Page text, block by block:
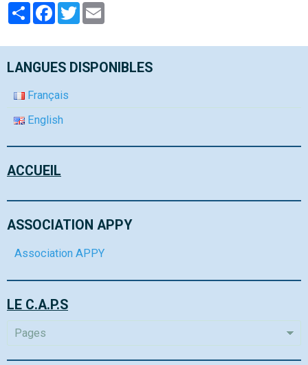
PartagerFacebook
Twitter
LANGUES DISPONIBLES
Français
English
ACCUEIL
ASSOCIATION APPY
Association APPY
LE C.A.P.S